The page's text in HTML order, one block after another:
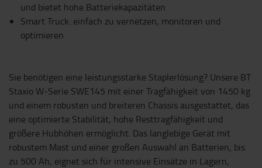
und bietet hohe Batteriekapazitäten
Smart Truck: einfach zu vernetzen, monitoren und
optimieren
Sie benötigen eine leistungsstarke Staplerlösung? Unsere BT
Staxio W-Serie SWE145 mit einer Tragfähigkeit von 1450 kg
und einem robusten und breiteren Chassis ausgestattet, das
eine optimierte Stabilität, hohe Resttragfähigkeit und
größere Hubhöhen ermöglicht. Das langlebige Gerät mit
robustem Mast und einer großen Auswahl an Batterien, bis
zu 500 Ah, eignet sich für intensive Einsätze in Lagern,